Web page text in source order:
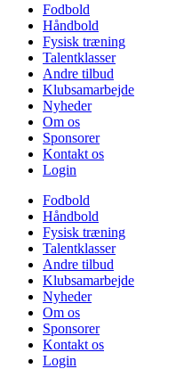
Fodbold
Håndbold
Fysisk træning
Talentklasser
Andre tilbud
Klubsamarbejde
Nyheder
Om os
Sponsorer
Kontakt os
Login
Fodbold
Håndbold
Fysisk træning
Talentklasser
Andre tilbud
Klubsamarbejde
Nyheder
Om os
Sponsorer
Kontakt os
Login